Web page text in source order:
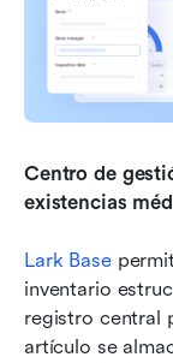
Centro de
existencias
Lark Base
inventario
registro central
artículo se